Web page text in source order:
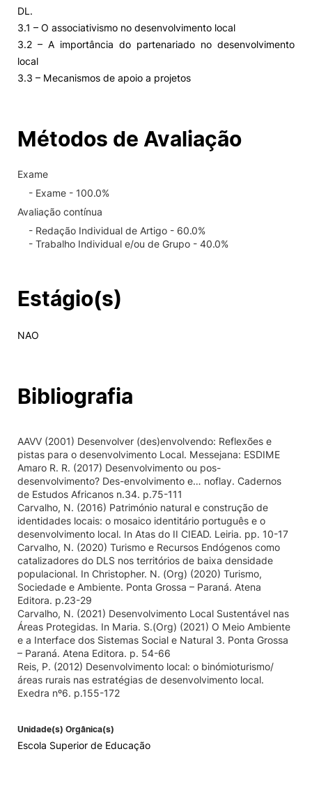
DL.
3.1 – O associativismo no desenvolvimento local
3.2 – A importância do partenariado no desenvolvimento
local
3.3 – Mecanismos de apoio a projetos
Métodos de Avaliação
Exame
- Exame - 100.0%
Avaliação contínua
- Redação Individual de Artigo - 60.0%
- Trabalho Individual e/ou de Grupo - 40.0%
Estágio(s)
NAO
Bibliografia
AAVV (2001) Desenvolver (des)envolvendo: Reflexões e
pistas para o desenvolvimento Local. Messejana: ESDIME
Amaro R. R. (2017) Desenvolvimento ou pos-
desenvolvimento? Des-envolvimento e… noflay. Cadernos
de Estudos Africanos n.34. p.75-111
Carvalho, N. (2016) Património natural e construção de
identidades locais: o mosaico identitário português e o
desenvolvimento local. In Atas do II CIEAD. Leiria. pp. 10-17
Carvalho, N. (2020) Turismo e Recursos Endógenos como
catalizadores do DLS nos territórios de baixa densidade
populacional. In Christopher. N. (Org) (2020) Turismo,
Sociedade e Ambiente. Ponta Grossa – Paraná. Atena
Editora. p.23-29
Carvalho, N. (2021) Desenvolvimento Local Sustentável nas
Áreas Protegidas. In Maria. S.(Org) (2021) O Meio Ambiente
e a Interface dos Sistemas Social e Natural 3. Ponta Grossa
– Paraná. Atena Editora. p. 54-66
Reis, P. (2012) Desenvolvimento local: o binómioturismo/
áreas rurais nas estratégias de desenvolvimento local.
Exedra nº6. p.155-172
Unidade(s) Orgânica(s)
Escola Superior de Educação